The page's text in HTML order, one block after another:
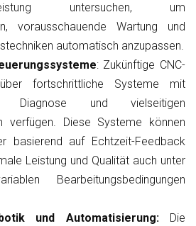
untersuchen, um
vorausschauende Wartung und
automatisch anzupassen.
: Zukünftige CNC-
fortschrittliche Systeme mit
Diagnose und vielseitigen
verfügen. Diese Systeme können
basierend auf Echtzeit-Feedback
Leistung und Qualität auch unter
Bearbeitungsbedingungen
und Automatisierung:
Die